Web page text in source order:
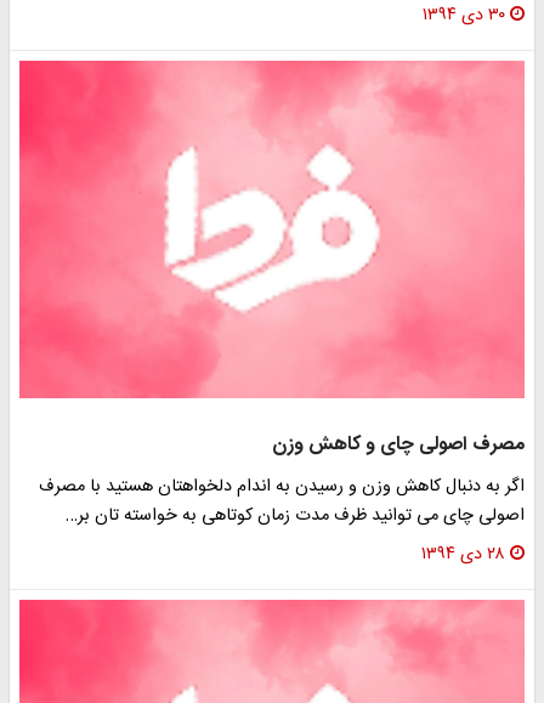
۳۰ دی ۱۳۹۴
اصولی چای و کاهش وزن
به دنبال کاهش وزن و رسیدن به اندام دلخواهتان هستید با مصرف
چای می توانید ظرف مدت زمان کوتاهی به خواسته تان بر…
۲۸ دی ۱۳۹۴